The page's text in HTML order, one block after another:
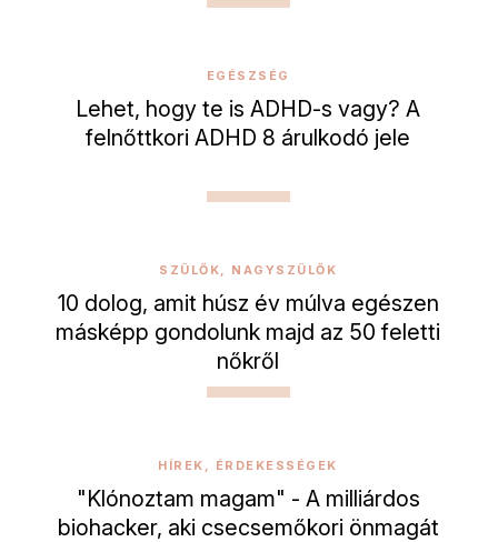
EGÉSZSÉG
Lehet, hogy te is ADHD-s vagy? A
felnőttkori ADHD 8 árulkodó jele
SZÜLŐK, NAGYSZÜLŐK
10 dolog, amit húsz év múlva egészen
másképp gondolunk majd az 50 feletti
nőkről
HÍREK, ÉRDEKESSÉGEK
"Klónoztam magam" - A milliárdos
biohacker, aki csecsemőkori önmagát